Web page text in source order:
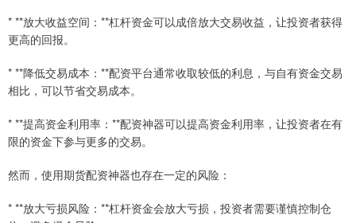
* **放大收益空间：**杠杆资金可以成倍放大交易收益，让投资者获得
更高的回报。
* **降低交易成本：**配资平台通常收取较低的利息，与自有资金交易
相比，可以节省交易成本。
* **提高资金利用率：**配资神器可以提高资金利用率，让投资者在有
限的资金下参与更多的交易。
然而，使用期货配资神器也存在一定的风险：
* **放大亏损风险：**杠杆资金会放大亏损，投资者需要谨慎控制仓